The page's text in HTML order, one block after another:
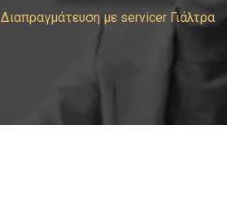
Διαπραγμάτευση με servicer Γιάλτρα